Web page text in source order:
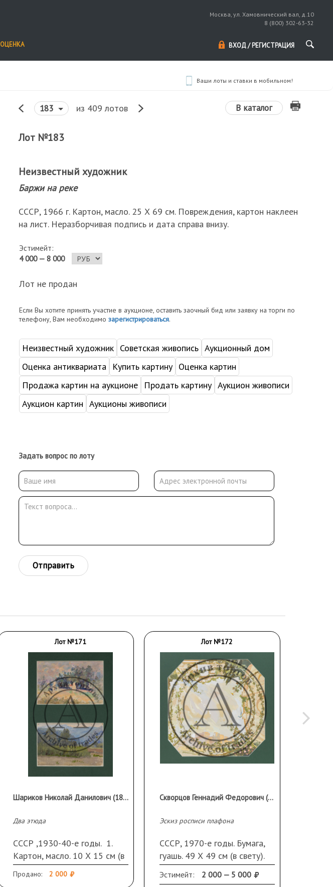
Москва, ул. Хамовнический вал, д.10
8 (800) 302-63-32
ОЦЕНКА ВХОД / РЕГИСТРАЦИЯ
Ваши лоты и ставки в мобильном!
183 из 409 лотов В каталог
Лот №183
Неизвестный художник
Баржи на реке
СССР, 1966 г. Картон, масло. 25 Х 69 см. Повреждения, картон наклеен
на лист. Неразборчивая подпись и дата справа внизу.
Эстимейт:
4 000 — 8 000
Лот не продан
Если Вы хотите принять участие в аукционе, оставить заочный бид или заявку на торги по
телефону, Вам необходимо зарегистрироваться.
Неизвестный художник Советская живопись Аукционный дом
Оценка антиквариата
Купить картину Оценка картин
Продажа картин на аукционе
Продать картину Аукцион живописи
Аукцион картин Аукционы живописи
Задать вопрос по лоту
Отправить
Лот №171
Шариков Николай Данилович (1873−1951)
Два этюда
СССР ,1930-40-е годы. 1.
Картон, масло. 10 Х 15 см (в
свету). 2. Холст, масло. 10 Х
15 см (в свету). Паспарту
Продано: 2 000
Лот №172
Скворцов Геннадий Федорович (1934 г.р.)
Эскиз росписи плафона
СССР, 1970-е годы. Бумага,
гуашь. 49 Х 49 см (в свету).
Паспарту
Эстимейт: 2 000 — 5 000